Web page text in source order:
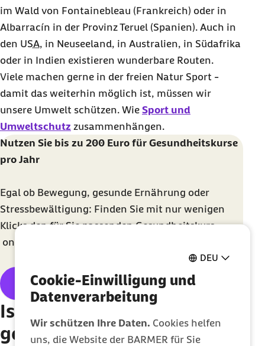
DEU
Cookie-Einwilligung und
Datenverarbeitung
Wir schützen Ihre Daten. Cookies helfen
uns, die Website der BARMER für Sie
im Wald von Fontainebleau (Frankreich) oder in
Albarracín in der Provinz Teruel (Spanien). Auch in
den USA, in Neuseeland, in Australien, in Südafrika
oder in Indien existieren wunderbare Routen.
Viele machen gerne in der freien Natur Sport -
damit das weiterhin möglich ist, müssen wir
unsere Umwelt schützen. Wie Sport und
Umweltschutz zusammenhängen.
Nutzen Sie bis zu 200 Euro für Gesundheitskurse
pro Jahr
Egal ob Bewegung, gesunde Ernährung oder
Stressbewältigung: Finden Sie mit nur wenigen
Klicks den für Sie passenden Gesundheitskurs –
online
Barmer Gesundheitskurssuche
Ist der Sport Bouldern
gesund?